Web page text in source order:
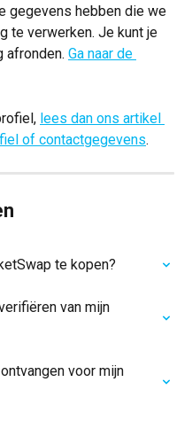
gegevens hebben die we
te verwerken. Je kunt je
afronden. Ga naar de
lees dan ons artikel
of contactgegevens.
te kopen?
van mijn
voor mijn